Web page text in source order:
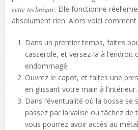
cette technique. Elle fonctionne
absolument rien. Alors voici comment
Dans un premier temps, faites
casserole, et versez-la à l’endroit
endommagé.
Ouvrez le capot, et faites une
en glissant votre main à l’intérieur.
Dans l’éventualité où la bosse se
passez par la valise ou tâchez de
vous pourrez avoir accès au